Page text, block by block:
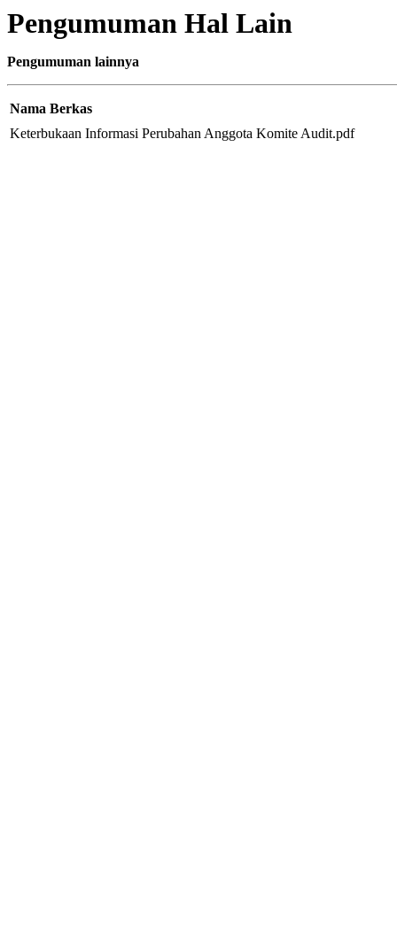
Pengumuman Hal Lain
Pengumuman lainnya
Nama Berkas
Keterbukaan Informasi Perubahan Anggota Komite Audit.pdf